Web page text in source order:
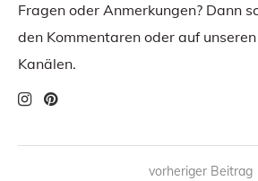
Fragen oder Anmerkungen? Dann
den Kommentaren oder auf
Kanälen.
vorheriger Beitrag